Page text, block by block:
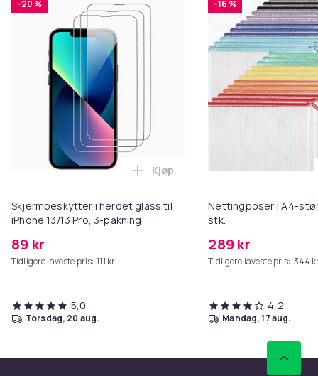
-20 %
Skjermbeskytter i herdet glass til
iPhone 13/13 Pro, 3-pakning
89 kr
Tidligere laveste pris: 111 kr
Legg Skjermbeskytter i herdet
Kjøp
5,0
torsdag, 20 aug.
-16 %
Nettingposer i A4-
stk.
289 kr
Tidligere laveste pris: 344
4,2
mandag, 17 aug.